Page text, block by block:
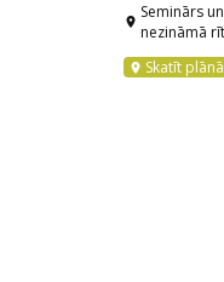
location_on Seminārs
nezināmā
location_on Skatīt plānā